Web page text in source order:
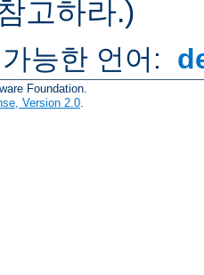
고하라.)
가능한 언어:
Foundation.
Version 2.0.